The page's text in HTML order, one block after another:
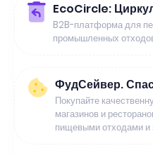
EcoCircle:
B2B-платформа для
промышленных
ФудСейвер.
Покупайте
магазинов и
пищевыми отходами